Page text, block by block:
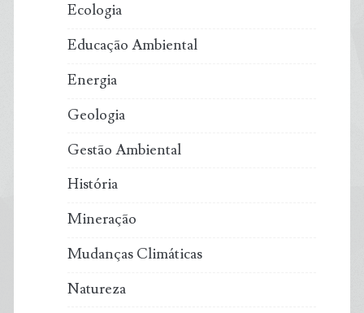
Ecologia
Educação Ambiental
Energia
Geologia
Gestão Ambiental
História
Mineração
Mudanças Climáticas
Natureza